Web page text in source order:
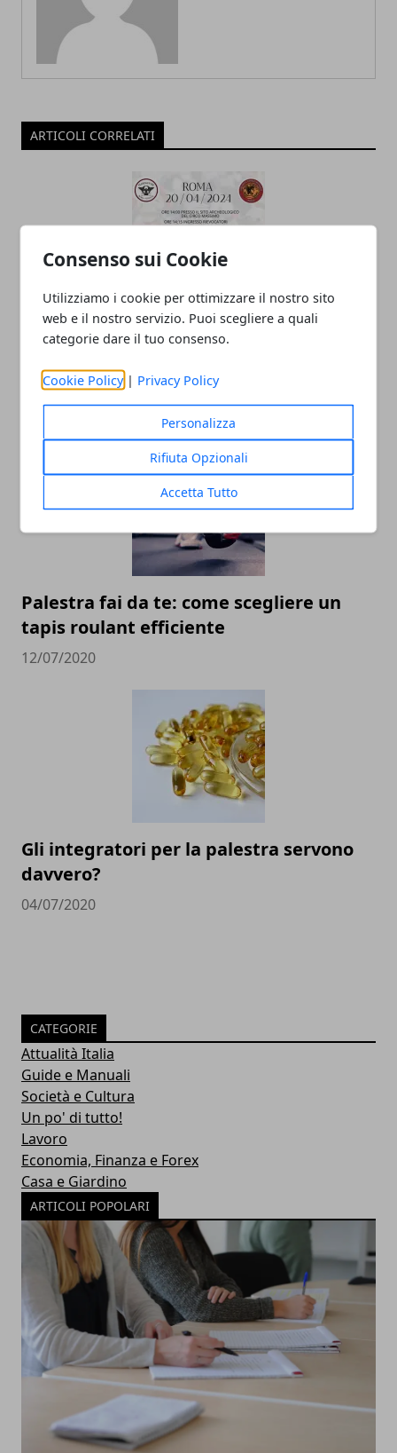
Consenso sui Cookie
Utilizziamo i cookie per ottimizzare il nostro sito
web e il nostro servizio. Puoi scegliere a quali
categorie dare il tuo consenso.
Cookie Policy | Privacy Policy
Personalizza
Rifiuta Opzionali
Accetta Tutto
ARTICOLI CORRELATI
La Lega Harpastum Calcio Antico
di Roma"
15/04/2024
Palestra fai da te: come scegliere un
tapis roulant efficiente
12/07/2020
Gli integratori per la palestra servono
davvero?
04/07/2020
CATEGORIE
Attualità Italia
Guide e Manuali
Società e Cultura
Un po' di tutto!
Lavoro
Economia, Finanza e Forex
Casa e Giardino
ARTICOLI POPOLARI